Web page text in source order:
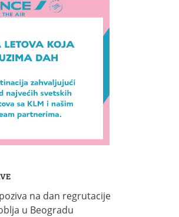
na dan regrutacije
u Beogradu